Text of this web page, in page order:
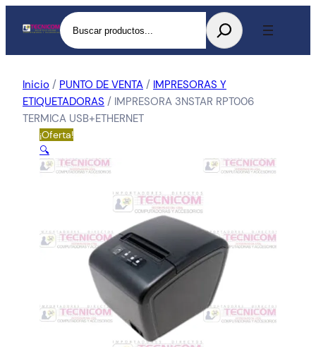
Buscar
Inicio / PUNTO DE VENTA / IMPRESORAS Y
ETIQUETADORAS / IMPRESORA 3NSTAR RPT006
TERMICA USB+ETHERNET
¡Oferta!
🔍